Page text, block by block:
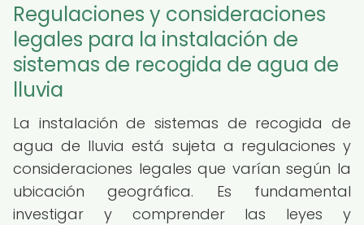
Regulaciones y consideraciones
legales para la instalación de
sistemas de recogida de agua de
lluvia
La instalación de sistemas de recogida de
agua de lluvia está sujeta a regulaciones y
consideraciones legales que varían según la
ubicación geográfica. Es fundamental
investigar y comprender las leyes y